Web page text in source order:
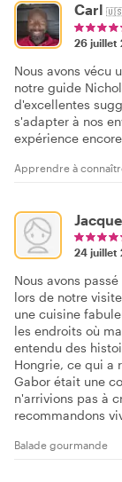
Carl
26 juillet
Nous avons vécu
notre guide
d'excellentes
s'adapter à nos
expérience
Apprendre à
24 juillet
Nous avons
lors de notre
une cuisine
les endroits où
entendu des
Hongrie, ce qui a
Gabor était une
n'arrivions pas à
recommandons
Balade gourmande